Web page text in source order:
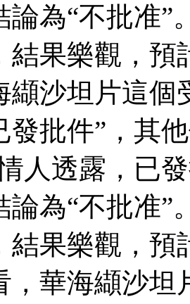
論為“不批准”
結果樂觀，預
纈沙坦片這個
發批件”，其
人透露，已
論為“不批准”
結果樂觀，
，華海纈沙坦